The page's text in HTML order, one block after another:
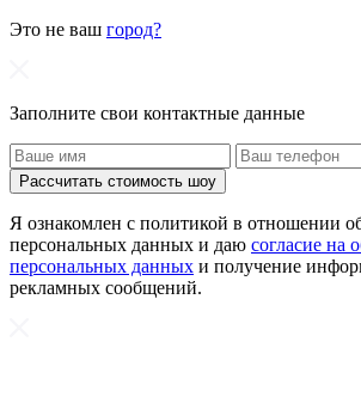
Это не ваш город?
Заполните свои контактные данные
Рассчитать стоимость шоу
Я ознакомлен с политикой в отношении
персональных данных и даю согласие на
персональных данных и получение
рекламных сообщений.